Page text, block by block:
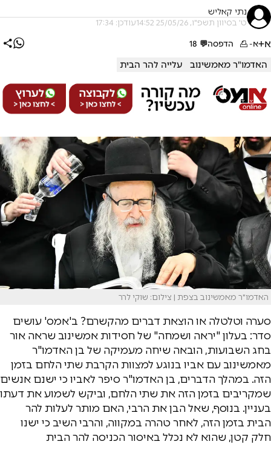
נתי קאליש
ט' בסיוון תשפ"ו, 25/05/26 14:52 עודכן: 17:34
א+א- הדפסה💬
18
האדמו"ר מאמשינוב עלייה להר הבית
האדמו"ר מאמשינוב בצפת | צילום: שוקי לרר
סערה וטלטלה או הוצאת דברים מהקשרם? ב'אמס' עושים
סדר: בעלון "יראה ושמחה" של חסידות אמשינוב שראה אור
בחג השבועות, הובאה שיחה מעמיקה של בן האדמו"ר
מאמשינוב עם אביו בנוגע למצוות הקרבת שתי הלחם בזמן
הזה. במהלך הדברים, בן האדמו"ר סיפר לאביו כי ישנם אנשים
שמקריבים בזמן הזה את שתי הלחם, וביקש לשמוע את דעתו
בעניין. בנוסף, שאל הבן את הרבי, האם מותר לעלות להר
הבית בזמן הזה, לאחר טהרה במקווה, והרבי השיב כי ישנו
חלק קטן, שהוא לא נכלל באיסור הכניסה להר הבית